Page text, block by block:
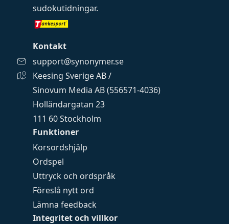
Funktioner
Korsordshjälp
Ordspel
Uttryck och ordspråk
Föreslå nytt ord
Lämna feedback
Integritet och villkor
sudokutidningar.
Kontakt
support@synonymer.se
Keesing Sverige AB /
Sinovum Media AB (556571-4036)
Holländargatan 23
111 60 Stockholm